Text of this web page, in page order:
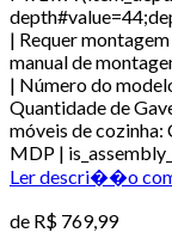
| Requer
manual de
| Número do
Quantidade de
móveis de
MDP |
Ler descri��o
de R$ 769,99